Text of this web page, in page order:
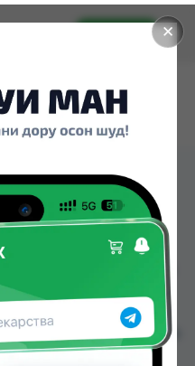
✕
Установить
МАЗЬ
или заказать
Дорухона Махсус,
КВД Дорухона, КВД
56, Мадад фарм 7 по
TJS в Душанбе и